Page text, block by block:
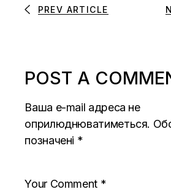
PREV ARTICLE
POST A
Ваша e-mail адреса не
оприлюднюватиметься.
позначені *